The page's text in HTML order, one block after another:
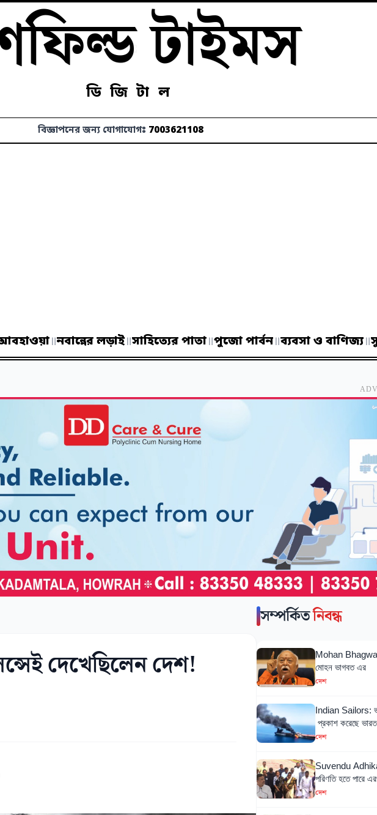
টাইমস
ডিজিটাল
বিজ্ঞাপনের জন্য যোগাযোগঃ 7003621108
॥নবান্নের লড়াই॥সাহিত্যের পাতা॥পুজো পার্বন॥ব্যবসা ও বাণিজ্য॥
দেখেছিলেন দেশ!
সম্পর্কিতনিবন্ধ
Mohan
মোহন ভাগবত এর
দেশ
Indian Sailors:
প্রকাশ করেছে
দেশ
Suvendu
পরিণতি হতে পারে
দেশ